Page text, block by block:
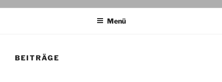
KUNSTFRIED ATELIER
FRIEDERIKE THOMASCHKI
Menü
BEITRÄGE